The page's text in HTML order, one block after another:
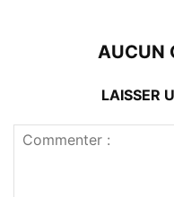
AUCUN
LAISSER